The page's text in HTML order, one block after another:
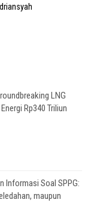
LNG
Rp340 Triliun
Informasi Soal SPPG:
maupun